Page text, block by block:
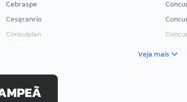
Cebraspe
Cesgranrio
Consulplan
Selecon
Veja mais